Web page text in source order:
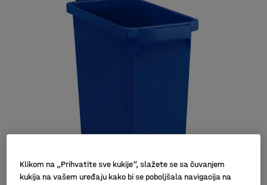
Klikom na „Prihvatite sve kukije“, slažete se sa čuvanjem
kukija na vašem uređaju kako bi se poboljšala navigacija na